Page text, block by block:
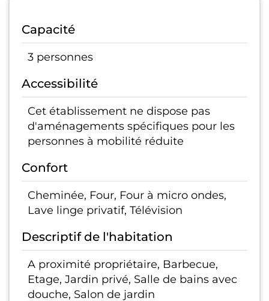
Capacité
3 personnes
Accessibilité
Cet établissement ne dispose pas
d'aménagements spécifiques pour les
personnes à mobilité réduite
Confort
Cheminée, Four, Four à micro ondes,
Lave linge privatif, Télévision
Descriptif de l'habitation
A proximité propriétaire, Barbecue,
Etage, Jardin privé, Salle de bains avec
douche, Salon de jardin